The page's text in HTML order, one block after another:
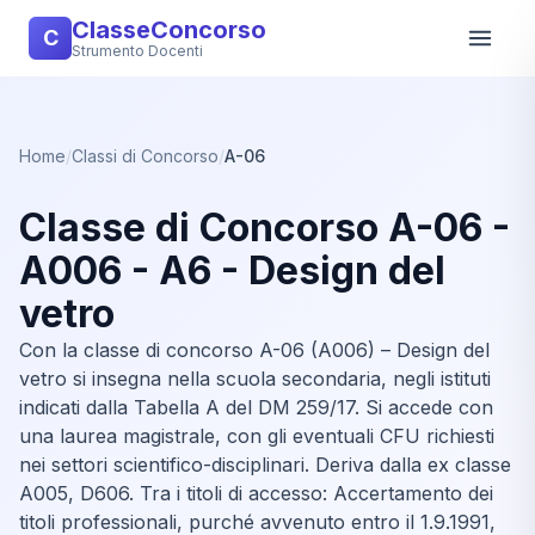
C ClasseConcorso
Strumento Docenti
Home/Classi di Concorso/A-06
Classe di Concorso A-06 -
A006 - A6 - Design del
vetro
Con la classe di concorso A-06 (A006) – Design del
vetro si insegna nella scuola secondaria, negli istituti
indicati dalla Tabella A del DM 259/17. Si accede con
una laurea magistrale, con gli eventuali CFU richiesti
nei settori scientifico-disciplinari. Deriva dalla ex classe
A005, D606. Tra i titoli di accesso: Accertamento dei
titoli professionali, purché avvenuto entro il 1.9.1991,